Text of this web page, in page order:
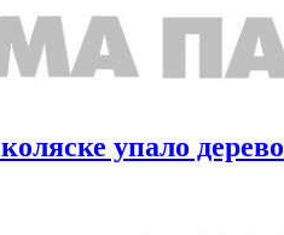
упало дерево